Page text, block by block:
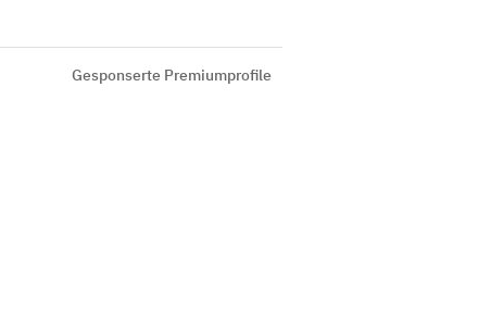
Gesponserte Premiumprofile